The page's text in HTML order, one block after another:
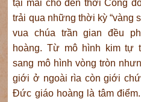
tại mãi cho đến thời Công
trải qua những thời kỳ “vàng
vua chúa trần gian đều
hoàng. Từ mô hình kim tự
sang mô hình vòng tròn
giới ở ngoài rìa còn giới
Đức giáo hoàng là tâm